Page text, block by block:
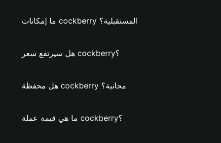
ما إمكانات cockberry المستقبلية؟
هل سيرتفع سعر cockberry؟
هل محفظة cockberry مجانية؟
ما هي قيمة عملة cockberry؟